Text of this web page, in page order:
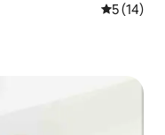
5 (14)